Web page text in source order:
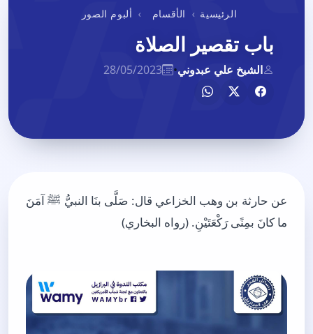
الرئيسية الأقسام ألبوم الصور
باب تقصير الصلاة
الشيخ علي عبدوني•
28/05/2023
عن حارثة بن وهب الخزاعي قال: صَلَّى بنَا النبيُّ ﷺ آمَنَ
ما كانَ بمِنًى رَكْعَتَيْنِ. (رواه البخاري)